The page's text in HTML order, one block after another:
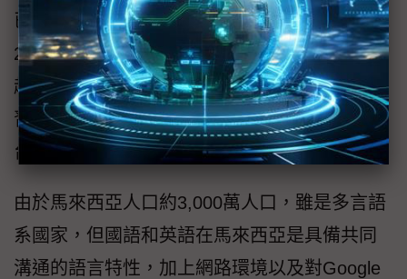
已經獲得第一筆Angel的創業資金。目前計劃在
2017年底前，另外找創投(VC)進行第2次募資。
趙捷平表示，這半年來，AmazingTalker已經學
習到如何規模化的能力，下一階段會將市場由
台灣跨入全世界。
由於馬來西亞人口約3,000萬人口，雖是多言語
系國家，但國語和英語在馬來西亞是具備共同
溝通的語言特性，加上網路環境以及對Google